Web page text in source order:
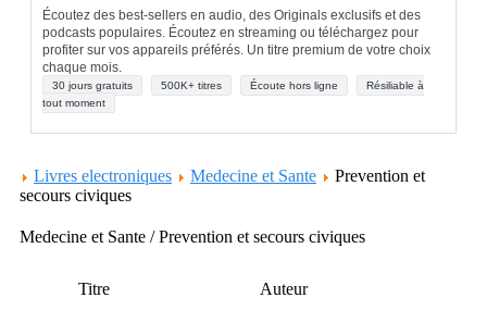
Écoutez des best-sellers en audio, des Originals exclusifs et des
podcasts populaires. Écoutez en streaming ou téléchargez pour
profiter sur vos appareils préférés. Un titre premium de votre choix
chaque mois.
30 jours gratuits 500K+ titres Écoute hors ligne
Résiliable à
tout moment
Livres electroniques Medecine et Sante
Prevention et
secours civiques
Medecine et Sante / Prevention et secours civiques
Titre Auteur